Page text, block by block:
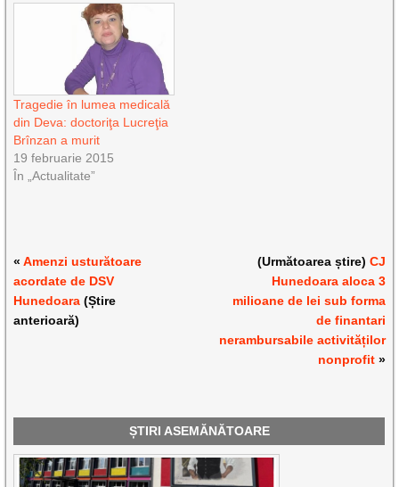
Tragedie în lumea medicală
din Deva: doctoriţa Lucreţia
Brînzan a murit
19 februarie 2015
În „Actualitate”
«Amenzi usturătoare
acordate de DSV
Hunedoara (Știre
anterioară)
(Următoarea știre) CJ
Hunedoara aloca 3
milioane de lei sub forma
de finantari
nerambursabile activităților
nonprofit»
ȘTIRI ASEMĂNĂTOARE